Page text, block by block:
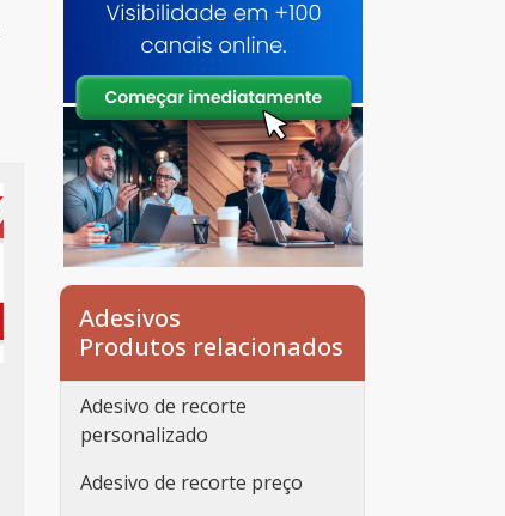
Adesivos
Produtos relacionados
Adesivo de recorte
personalizado
Adesivo de recorte preço